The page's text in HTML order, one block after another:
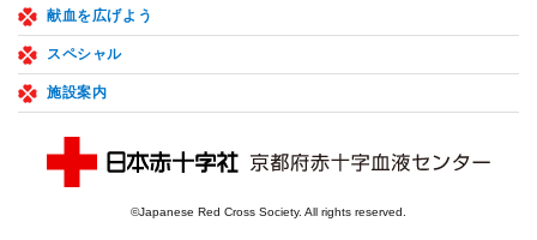
献血を広げよう
スペシャル
施設案内
©Japanese Red Cross Society. All rights reserved.